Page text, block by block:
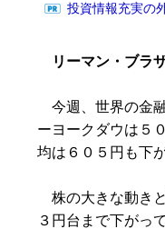
投資情報充実の
リーマン・ブラ
今週、世界の金
ーヨークダウは５
均は６０５円も下
株の大きな動き
３円台まで下がっ